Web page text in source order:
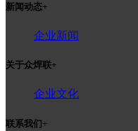
新闻动态+
企业新闻
关于众焊联+
企业文化
联系我们+